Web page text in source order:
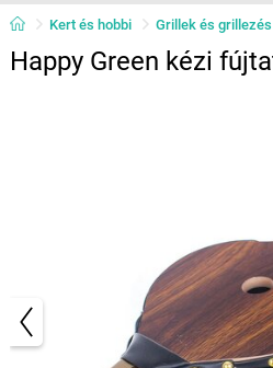
Kert és hobbi Grillek és grillezés
Happy Green kézi